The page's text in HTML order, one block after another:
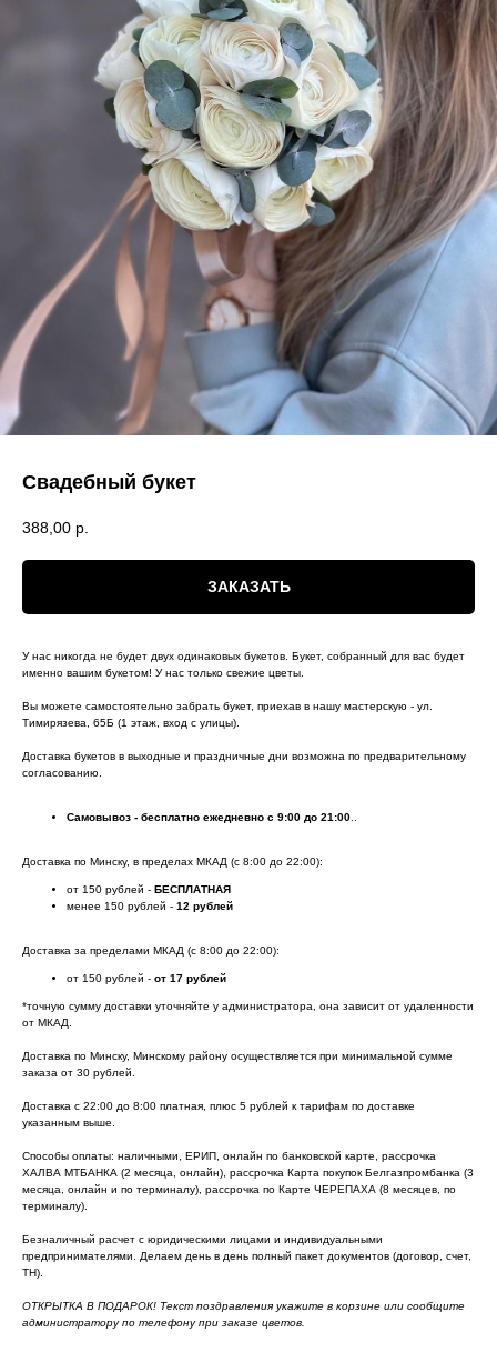
Свадебный букет
388,00 р.
ЗАКАЗАТЬ
У нас никогда не будет двух одинаковых букетов. Букет, собранный для вас будет
именно вашим букетом! У нас только свежие цветы.
Вы можете самостоятельно забрать букет, приехав в нашу мастерскую - ул.
Тимирязева, 65Б (1 этаж, вход с улицы).
Доставка букетов в выходные и праздничные дни возможна по предварительному
согласованию.
Самовывоз - бесплатно ежедневно с 9:00 до 21:00..
Доставка по Минску, в пределах МКАД (с 8:00 до 22:00):
от 150 рублей - БЕСПЛАТНАЯ
менее 150 рублей - 12 рублей
Доставка за пределами МКАД (с 8:00 до 22:00):
от 150 рублей - от 17 рублей
*точную сумму доставки уточняйте у администратора, она зависит от удаленности
от МКАД.
Доставка по Минску, Минскому району осуществляется при минимальной сумме
заказа от 30 рублей.
Доставка с 22:00 до 8:00 платная, плюс 5 рублей к тарифам по доставке
указанным выше.
Способы оплаты: наличными, ЕРИП, онлайн по банковской карте, рассрочка
ХАЛВА МТБАНКА (2 месяца, онлайн), рассрочка Карта покупок Белгазпромбанка (3
месяца, онлайн и по терминалу), рассрочка по Карте ЧЕРЕПАХА (8 месяцев, по
терминалу).
Безналичный расчет с юридическими лицами и индивидуальными
предпринимателями. Делаем день в день полный пакет документов (договор, счет,
ТН).
ОТКРЫТКА В ПОДАРОК! Текст поздравления укажите в корзине или сообщите
администратору по телефону при заказе цветов.